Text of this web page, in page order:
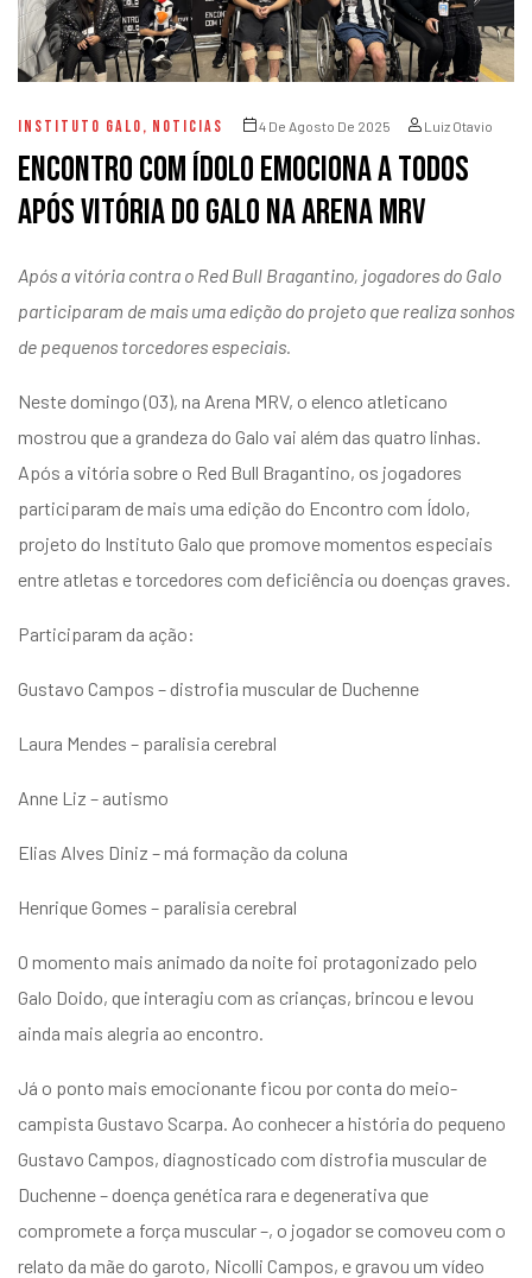
INSTITUTO GALO, NOTICIAS 4 De Agosto De 2025 Luiz Otavio
Encontro com Ídolo emociona a todos
após vitória do Galo na Arena MRV
Após a vitória contra o Red Bull Bragantino, jogadores do Galo
participaram de mais uma edição do projeto que realiza sonhos
de pequenos torcedores especiais.
Neste domingo (03), na Arena MRV, o elenco atleticano
mostrou que a grandeza do Galo vai além das quatro linhas.
Após a vitória sobre o Red Bull Bragantino, os jogadores
participaram de mais uma edição do Encontro com Ídolo,
projeto do Instituto Galo que promove momentos especiais
entre atletas e torcedores com deficiência ou doenças graves.
Participaram da ação:
Gustavo Campos – distrofia muscular de Duchenne
Laura Mendes – paralisia cerebral
Anne Liz – autismo
Elias Alves Diniz – má formação da coluna
Henrique Gomes – paralisia cerebral
O momento mais animado da noite foi protagonizado pelo
Galo Doido, que interagiu com as crianças, brincou e levou
ainda mais alegria ao encontro.
Já o ponto mais emocionante ficou por conta do meio-
campista Gustavo Scarpa. Ao conhecer a história do pequeno
Gustavo Campos, diagnosticado com distrofia muscular de
Duchenne – doença genética rara e degenerativa que
compromete a força muscular –, o jogador se comoveu com o
relato da mãe do garoto, Nicolli Campos, e gravou um vídeo